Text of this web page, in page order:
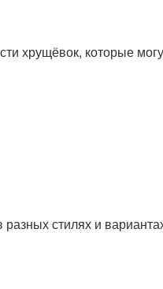
хрущёвок, которые
стилях и